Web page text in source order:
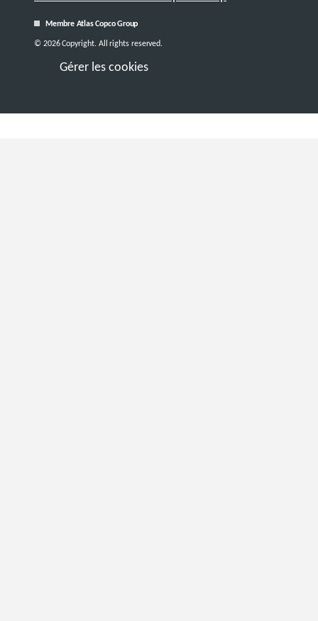
Membre Atlas Copco Group
Gérer les cookies
© 2026 Copyright. All rights reserved.